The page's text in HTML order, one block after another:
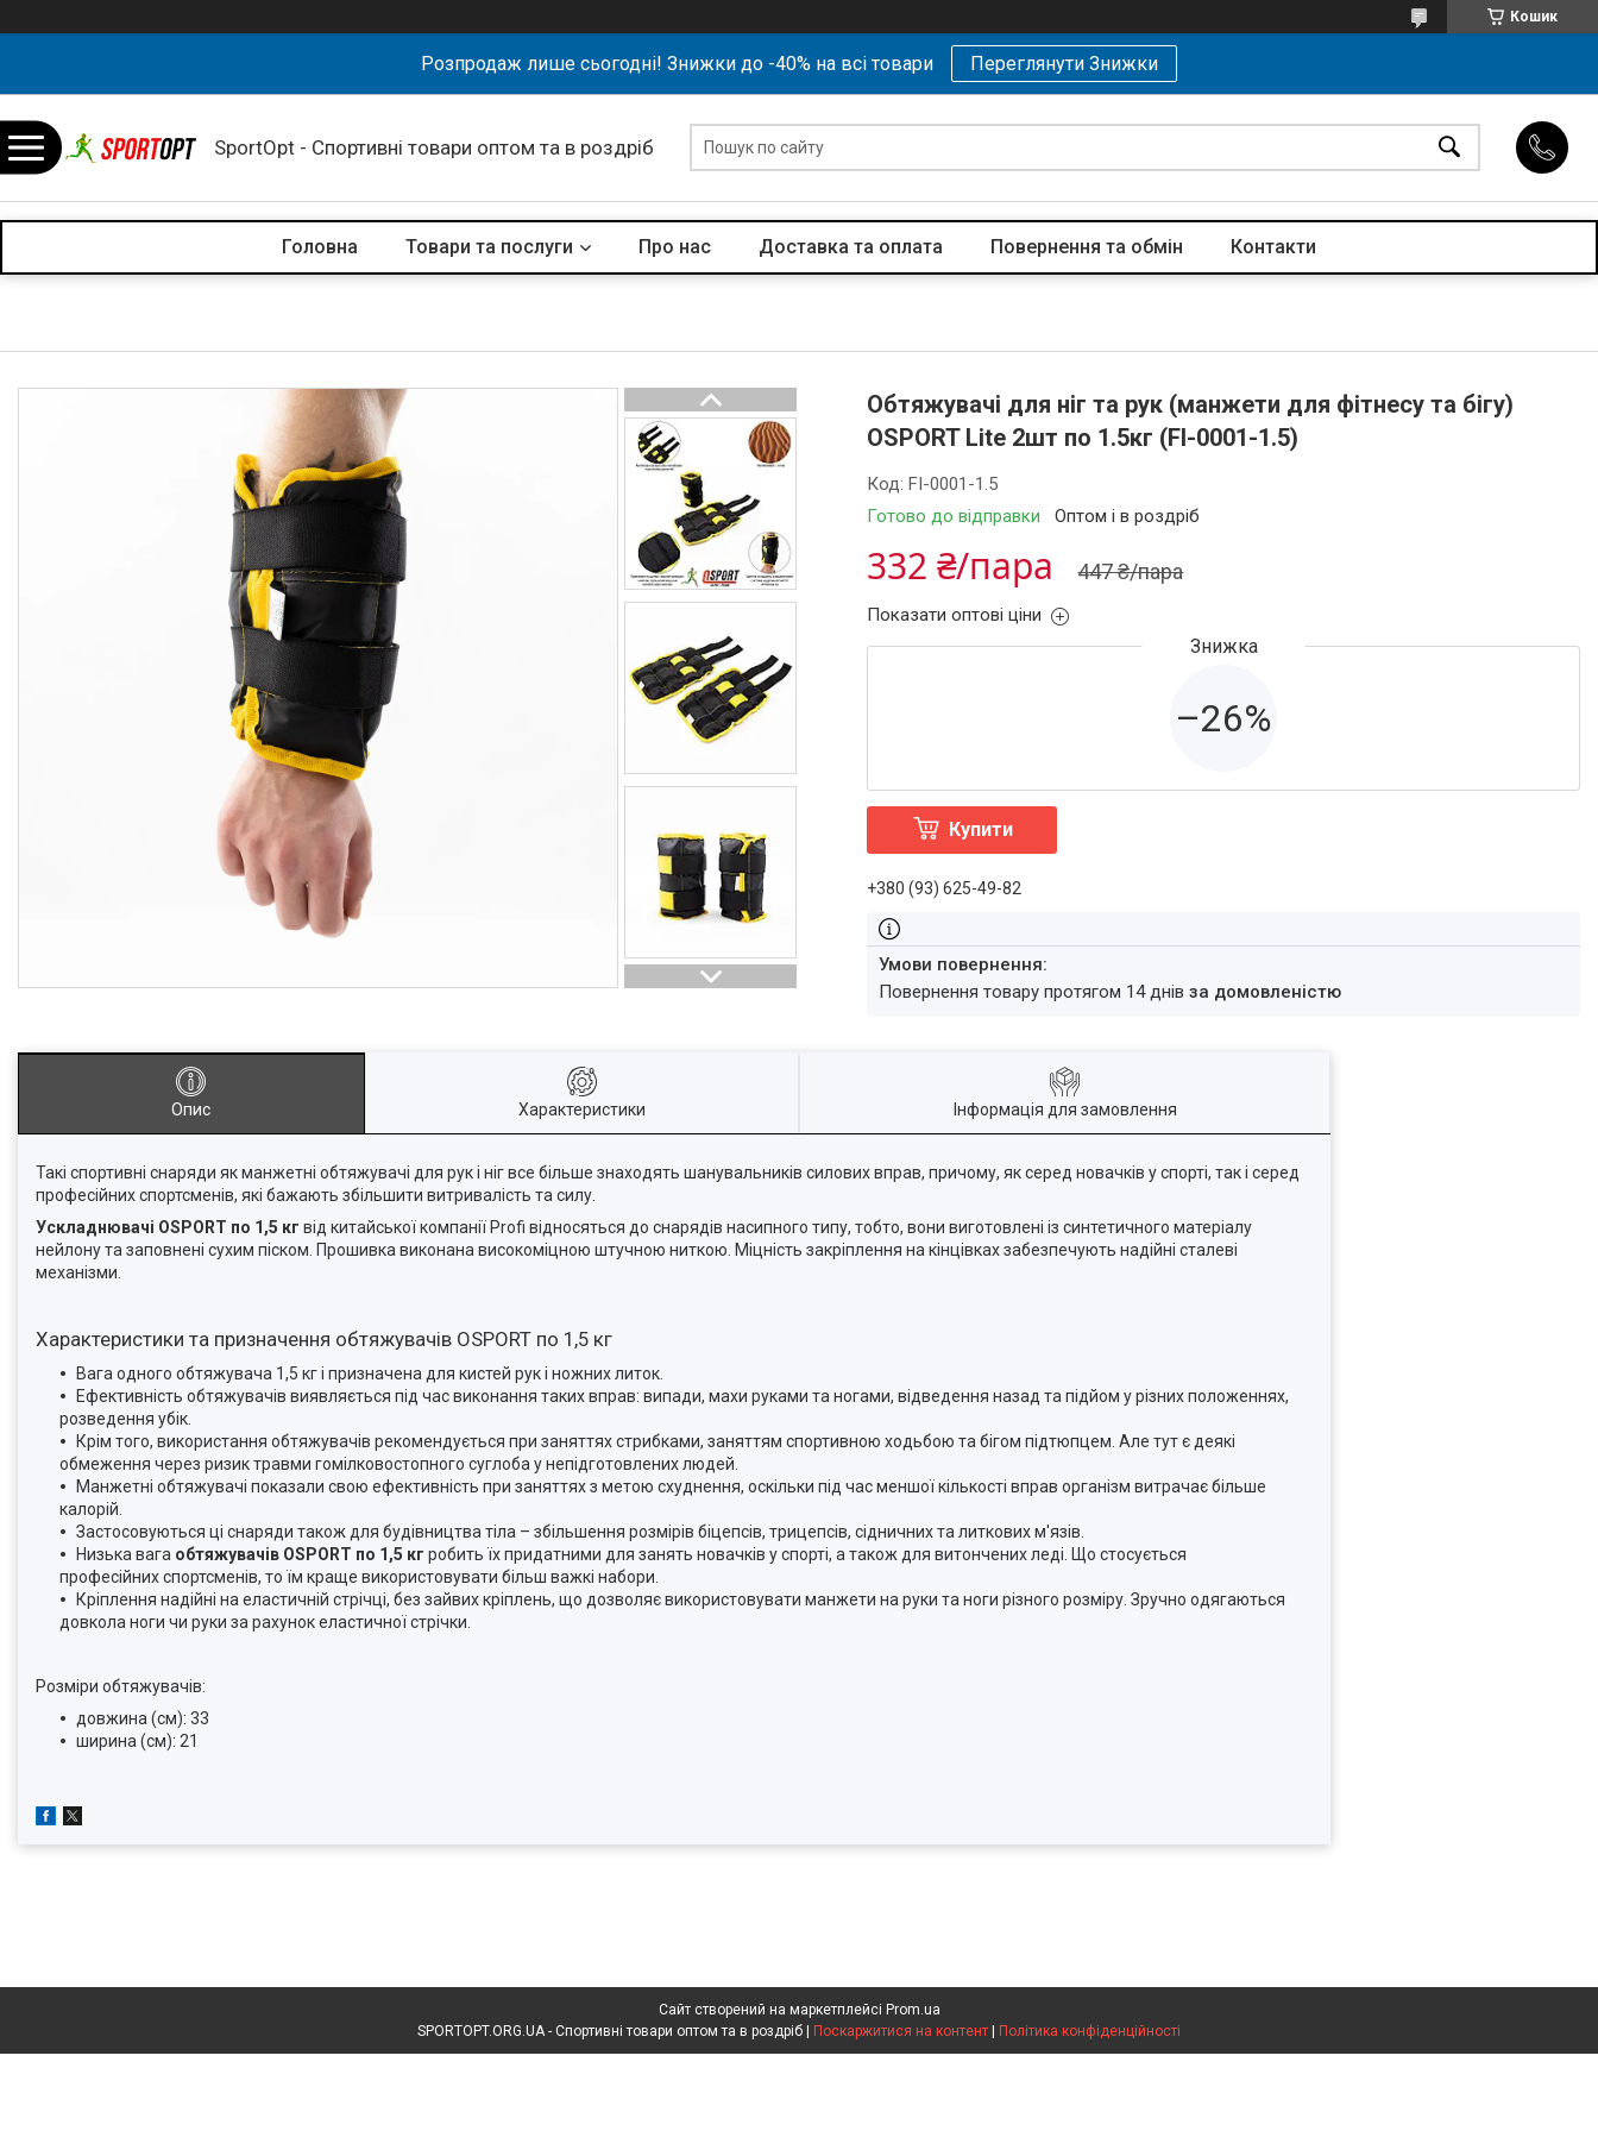
Кошик
Розпродаж лише сьогодні! Знижки до -40% на всі товари Переглянути Знижки
SportOpt - Спортивні товари оптом та в роздріб
Головна Товари та послуги Про нас Доставка та оплата Повернення та обмін Контакти
Обтяжувачі для ніг та рук (манжети для фітнесу та бігу)
OSPORT Lite 2шт по 1.5кг (FI-0001-1.5)
Готово до відправки Оптом і в роздріб
Код:FI-0001-1.5
447 ₴/пара
332 ₴/пара
Показати оптові ціни
–26%
Купити
+380 (93) 625-49-82
повернення товару протягом 14 днівза домовленістю
Опис Характеристики Інформація для замовлення
Такі спортивні снаряди як манжетні обтяжувачі для рук і ніг все більше знаходять шанувальників силових вправ, причому, як серед новачків у спорті, так і серед
професійних спортсменів, які бажають збільшити витривалість та силу.
Ускладнювачі OSPORT по 1,5 кг від китайської компанії Profi відносяться до снарядів насипного типу, тобто, вони виготовлені із синтетичного матеріалу
нейлону та заповнені сухим піском. Прошивка виконана високоміцною штучною ниткою. Міцність закріплення на кінцівках забезпечують надійні сталеві
механізми.
Характеристики та призначення обтяжувачів OSPORT по 1,5 кг
Вага одного обтяжувача 1,5 кг і призначена для кистей рук і ножних литок.
Ефективність обтяжувачів виявляється під час виконання таких вправ: випади, махи руками та ногами, відведення назад та підйом у різних положеннях,
розведення убік.
Крім того, використання обтяжувачів рекомендується при заняттях стрибками, заняттям спортивною ходьбою та бігом підтюпцем. Але тут є деякі
обмеження через ризик травми гомілковостопного суглоба у непідготовлених людей.
Манжетні обтяжувачі показали свою ефективність при заняттях з метою схуднення, оскільки під час меншої кількості вправ організм витрачає більше
калорій.
Застосовуються ці снаряди також для будівництва тіла – збільшення розмірів біцепсів, трицепсів, сідничних та литкових м'язів.
Низька вага обтяжувачів OSPORT по 1,5 кг робить їх придатними для занять новачків у спорті, а також для витончених леді. Що стосується
професійних спортсменів, то їм краще використовувати більш важкі набори.
Кріплення надійні на еластичній стрічці, без зайвих кріплень, що дозволяє використовувати манжети на руки та ноги різного розміру. Зручно одягаються
довкола ноги чи руки за рахунок еластичної стрічки.
Розміри обтяжувачів:
довжина (см): 33
ширина (см): 21
Сайт створений на маркетплейсі Prom.ua
Поскаржитися на контент Політика конфіденційності